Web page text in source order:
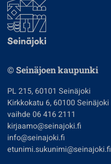
© Seinäjoen kaupunki
PL 215, 60101 Seinäjoki
Kirkkokatu 6, 60100 Seinäjoki
vaihde 06 416 2111
kirjaamo@seinajoki.fi
info@seinajoki.fi
etunimi.sukunimi@seinajoki.fi